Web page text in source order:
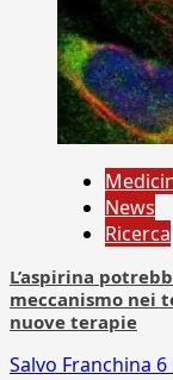
News
Ricerca
L’aspirina
meccanismo nei
nuove terapie
Salvo Franchina 6